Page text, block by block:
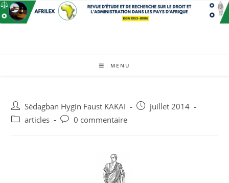
MENU
Sèdagban Hygin Faust KAKAI
juillet 2014
articles
0 commentaire